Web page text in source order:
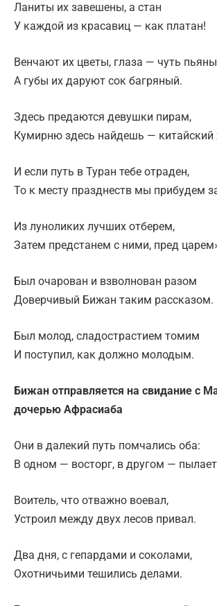
Ланиты их завешены, а стан
У каждой из красавиц — как платан!
Венчают их цветы, глаза — чуть
А губы их даруют сок багряный.
Здесь предаются девушки пирам,
Кумирню здесь найдешь — китайский
И если путь в Туран тебе отраден,
То к месту празднеств мы прибудем
Из луноликих лучших отберем,
Затем предстанем с ними, пред
Был очарован и взволнован разом
Доверчивый Бижан таким рассказом.
Был молод, сладострастием томим
И поступил, как должно молодым.
Бижан отправляется на свидание с
дочерью Афрасиаба
Они в далекий путь помчались оба:
В одном — восторг, в другом —
Воитель, что отважно воевал,
Устроил между двух лесов привал.
Два дня, с гепардами и соколами,
Охотничьими тешились делами.